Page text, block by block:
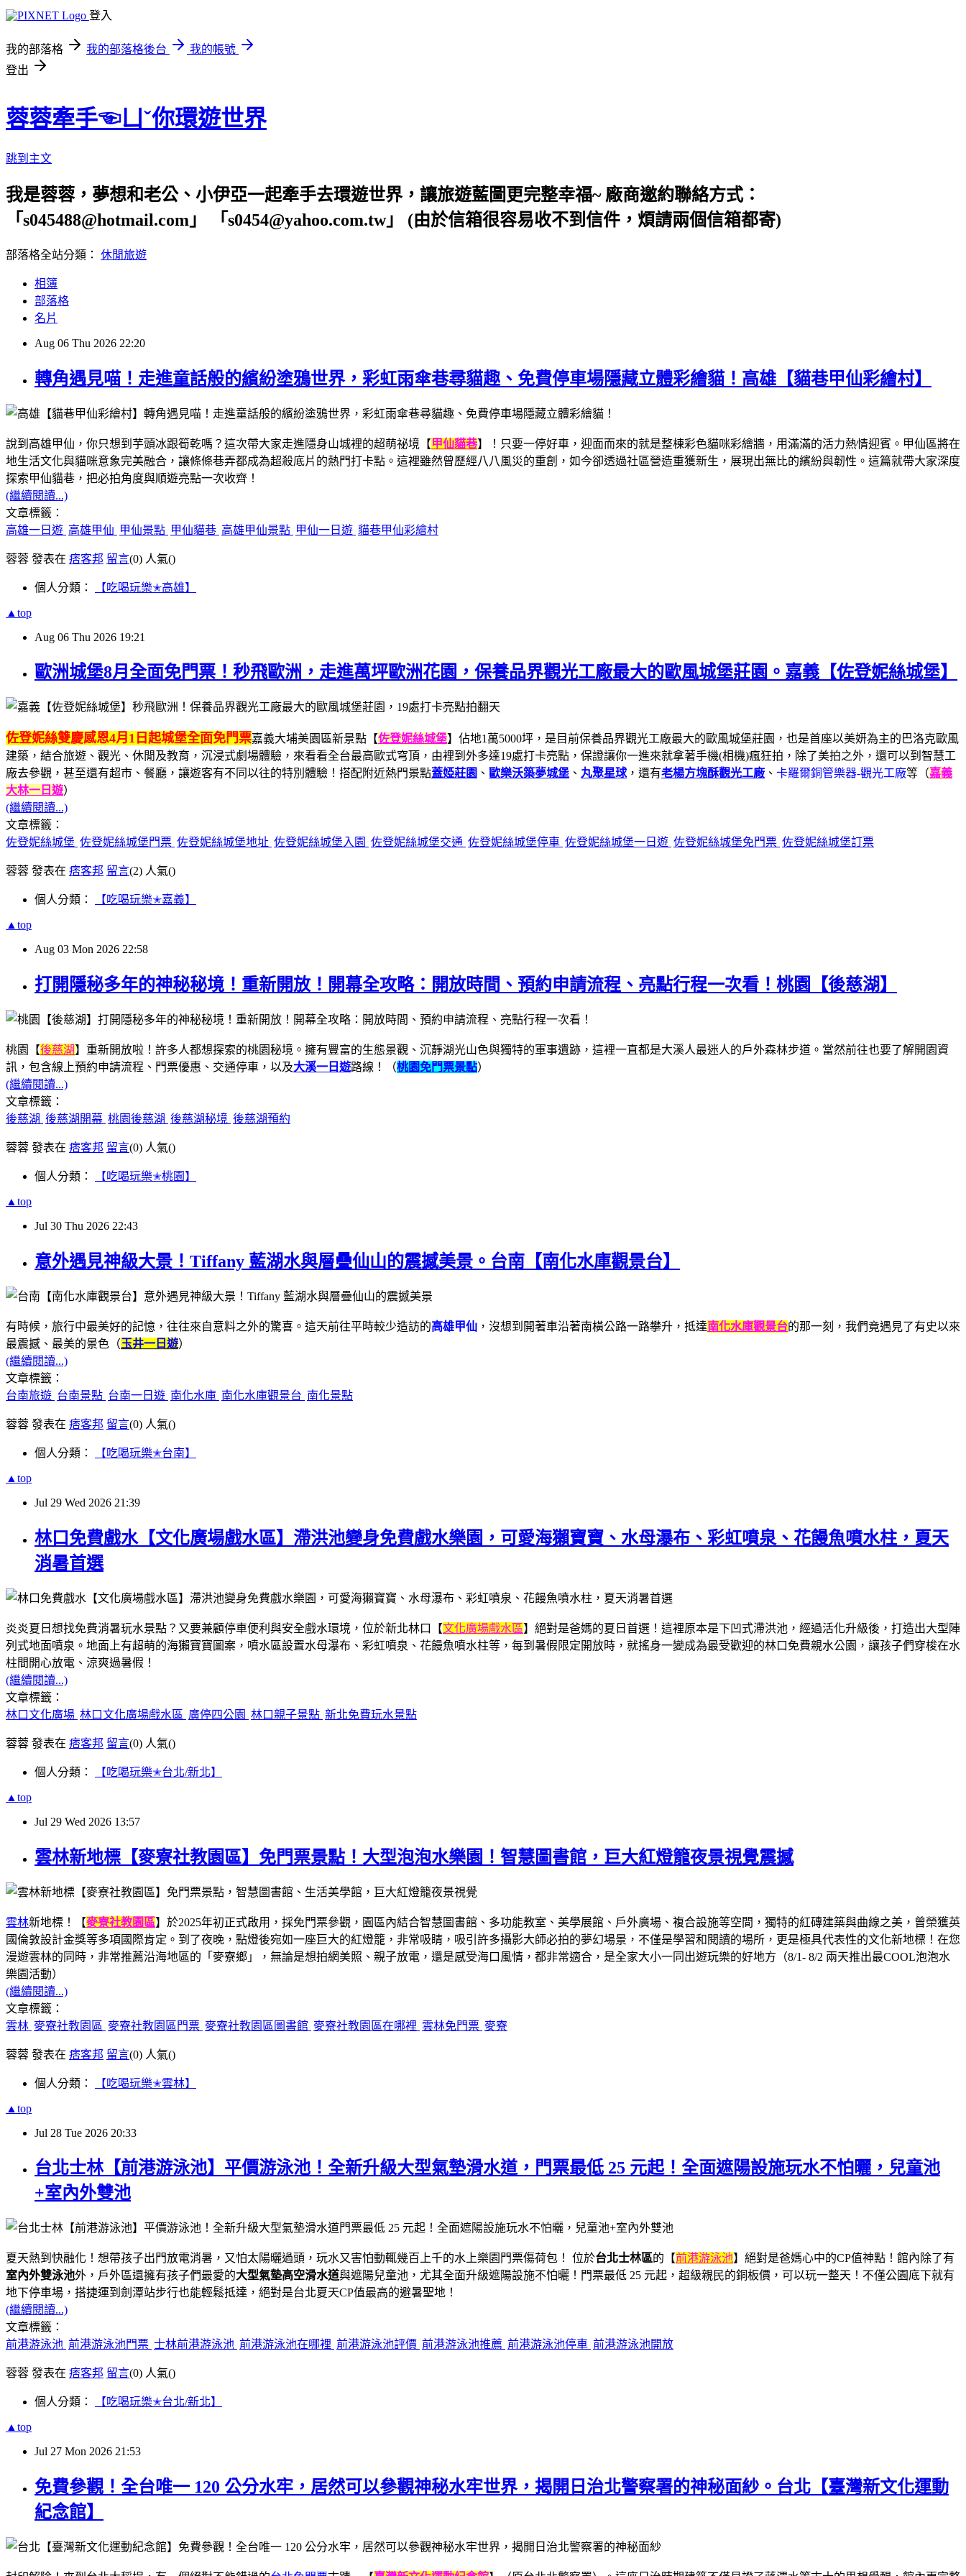
登入
我的部落格 我的部落格後台
我的帳號
登出
蓉蓉牽手☜ㄩˇ你環遊世界
跳到主文
我是蓉蓉，夢想和老公、小伊亞一起牽手去環遊世界，讓旅遊藍圖更完整幸福~ 廠商邀約聯絡方式：
「s045488@hotmail.com」 「s0454@yahoo.com.tw」 (由於信箱很容易收不到信件，煩請兩個信箱都寄)
部落格全站分類： 休閒旅遊
相簿
部落格
名片
Aug 06 Thu 2026 22:20
轉角遇見喵！走進童話般的繽紛塗鴉世界，彩虹雨傘巷尋貓趣、免費停車場隱藏立體彩繪貓！高雄【貓巷甲仙彩繪村】
說到高雄甲仙，你只想到芋頭冰跟筍乾嗎？這次帶大家走進隱身山城裡的超萌祕境【甲仙貓巷】！只要一停好車，迎面而來的就是整棟彩色貓咪彩繪牆，用滿滿的活力熱情迎賓。甲仙區將在
地生活文化與貓咪意象完美融合，讓條條巷弄都成為超殺底片的熱門打卡點。這裡雖然曾歷經八八風災的重創，如今卻透過社區營造重獲新生，展現出無比的繽紛與韌性。這篇就帶大家深度
探索甲仙貓巷，把必拍角度與順遊亮點一次收齊！
(繼續閱讀...)
文章標籤：
高雄一日遊 高雄甲仙 甲仙景點 甲仙貓巷 高雄甲仙景點 甲仙一日遊 貓巷甲仙彩繪村
蓉蓉 發表在 痞客邦 留言(0) 人氣()
個人分類： 【吃喝玩樂✭高雄】
▲top
Aug 06 Thu 2026 19:21
歐洲城堡8月全面免門票！秒飛歐洲，走進萬坪歐洲花園，保養品界觀光工廠最大的歐風城堡莊園。嘉義【佐登妮絲城堡】
佐登妮絲雙慶感恩4月1日起城堡全面免門票嘉義大埔美園區新景點【佐登妮絲城堡】佔地1萬5000坪，是目前保養品界觀光工廠最大的歐風城堡莊園，也是首座以美妍為主的巴洛克歐風
建築，結合旅遊、觀光、休閒及教育，沉浸式劇場體驗，來看看全台最高歐式穹頂，由裡到外多達19處打卡亮點，保證讓你一進來就拿著手機(相機)瘋狂拍，除了美拍之外，還可以到智慧工
廠去參觀，甚至還有超市、餐廳，讓遊客有不同以往的特別體驗！搭配附近熱門景點蓋婭莊園 、 歐樂沃築夢城堡 、 丸聚星球 ，還有老楊方塊酥觀光工廠 、 卡羅爾銅管樂器-觀光工廠等（嘉義
大林一日遊）
(繼續閱讀...)
文章標籤：
佐登妮絲城堡 佐登妮絲城堡門票 佐登妮絲城堡地址 佐登妮絲城堡入園 佐登妮絲城堡交通 佐登妮絲城堡停車 佐登妮絲城堡一日遊 佐登妮絲城堡免門票 佐登妮絲城堡訂票
蓉蓉 發表在 痞客邦 留言(2) 人氣()
個人分類： 【吃喝玩樂✭嘉義】
▲top
Aug 03 Mon 2026 22:58
打開隱秘多年的神秘秘境！重新開放！開幕全攻略：開放時間、預約申請流程、亮點行程一次看！桃園【後慈湖】
桃園【後慈湖】重新開放啦！許多人都想探索的桃園秘境。擁有豐富的生態景觀、沉靜湖光山色與獨特的軍事遺跡，這裡一直都是大溪人最迷人的戶外森林步道。當然前往也要了解開園資
訊，包含線上預約申請流程、門票優惠、交通停車，以及大溪一日遊路線！（桃園免門票景點）
(繼續閱讀...)
文章標籤：
後慈湖 後慈湖開幕 桃園後慈湖 後慈湖秘境 後慈湖預約
蓉蓉 發表在 痞客邦 留言(0) 人氣()
個人分類： 【吃喝玩樂✭桃園】
▲top
Jul 30 Thu 2026 22:43
意外遇見神級大景！Tiffany 藍湖水與層疊仙山的震撼美景。台南【南化水庫觀景台】
有時候，旅行中最美好的記憶，往往來自意料之外的驚喜。這天前往平時較少造訪的高雄甲仙 ，沒想到開著車沿著南橫公路一路攀升，抵達南化水庫觀景台的那一刻，我們竟遇見了有史以來
最震撼、最美的景色（玉井一日遊）
(繼續閱讀...)
文章標籤：
台南旅遊 台南景點 台南一日遊 南化水庫 南化水庫觀景台 南化景點
蓉蓉 發表在 痞客邦 留言(0) 人氣()
個人分類： 【吃喝玩樂✭台南】
▲top
Jul 29 Wed 2026 21:39
林口免費戲水【文化廣場戲水區】滯洪池變身免費戲水樂園，可愛海獺寶寶、水母瀑布、彩虹噴泉、花饅魚噴水柱，夏天
消暑首選
炎炎夏日想找免費消暑玩水景點？又要兼顧停車便利與安全戲水環境，位於新北林口【文化廣場戲水區】絕對是爸媽的夏日首選！這裡原本是下凹式滯洪池，經過活化升級後，打造出大型陣
列式地面噴泉。地面上有超萌的海獺寶寶圖案，噴水區設置水母瀑布、彩虹噴泉、花饅魚噴水柱等，每到暑假限定開放時，就搖身一變成為最受歡迎的林口免費親水公園，讓孩子們穿梭在水
柱間開心放電、涼爽過暑假！
(繼續閱讀...)
文章標籤：
林口文化廣場 林口文化廣場戲水區 廣停四公園 林口親子景點 新北免費玩水景點
蓉蓉 發表在 痞客邦 留言(0) 人氣()
個人分類： 【吃喝玩樂✭台北/新北】
▲top
Jul 29 Wed 2026 13:57
雲林新地標【麥寮社教園區】免門票景點！大型泡泡水樂園！智慧圖書館，巨大紅燈籠夜景視覺震撼
雲林新地標！【麥寮社教園區】於2025年初正式啟用，採免門票參觀，園區內結合智慧圖書館、多功能教室、美學展館、戶外廣場、複合設施等空間，獨特的紅磚建築與曲線之美，曾榮獲英
國倫敦設計金獎等多項國際肯定。到了夜晚，點燈後宛如一座巨大的紅燈籠，非常吸睛，吸引許多攝影大師必拍的夢幻場景，不僅是學習和閱讀的場所，更是極具代表性的文化新地標！在您
漫遊雲林的同時，非常推薦沿海地區的「麥寮鄉」，無論是想拍網美照、親子放電，還是感受海口風情，都非常適合，是全家大小一同出遊玩樂的好地方（8/1- 8/2 兩天推出最COOL泡泡水
樂園活動）
(繼續閱讀...)
文章標籤：
雲林 麥寮社教園區 麥寮社教園區門票 麥寮社教園區圖書館 麥寮社教園區在哪裡 雲林免門票 麥寮
蓉蓉 發表在 痞客邦 留言(0) 人氣()
個人分類： 【吃喝玩樂✭雲林】
▲top
Jul 28 Tue 2026 20:33
台北士林【前港游泳池】平價游泳池！全新升級大型氣墊滑水道，門票最低 25 元起！全面遮陽設施玩水不怕曬，兒童池
+室內外雙池
夏天熱到快融化！想帶孩子出門放電消暑，又怕太陽曬過頭，玩水又害怕動輒幾百上千的水上樂園門票傷荷包！ 位於台北士林區的【前港游泳池】絕對是爸媽心中的CP值神點！館內除了有
室內外雙泳池外，戶外區還擁有孩子們最愛的大型氣墊高空滑水道與遮陽兒童池，尤其全面升級遮陽設施不怕曬！門票最低 25 元起，超級親民的銅板價，可以玩一整天！不僅公園底下就有
地下停車場，搭捷運到劍潭站步行也能輕鬆抵達，絕對是台北夏天CP值最高的避暑聖地！
(繼續閱讀...)
文章標籤：
前港游泳池 前港游泳池門票 士林前港游泳池 前港游泳池在哪裡 前港游泳池評價 前港游泳池推薦 前港游泳池停車 前港游泳池開放
蓉蓉 發表在 痞客邦 留言(0) 人氣()
個人分類： 【吃喝玩樂✭台北/新北】
▲top
Jul 27 Mon 2026 21:53
免費參觀！全台唯一 120 公分水牢，居然可以參觀神秘水牢世界，揭開日治北警察署的神秘面紗。台北【臺灣新文化運動
紀念館】